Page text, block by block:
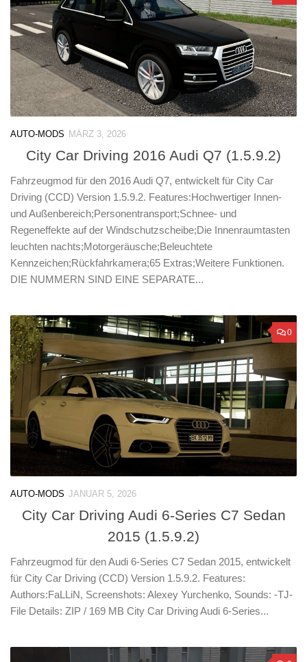
AUTO-MODS MÄRZ 3, 2026
City Car Driving 2016 Audi Q7 (1.5.9.2)
Fahrzeugmod für den 2016 Audi Q7, entwickelt für City Car
Driving (CCD) Version 1.5.9.2. Features:Hochwertiger Innen-
und Außenbereich;Personentransport;Schnee- und
Regeneffekte auf der Windschutzscheibe;Die Innenraumtasten
leuchten nachts;Motorgeräusche;Beleuchtete
Kennzeichen;Rückfahrkamera;65 Extras;Weitere Funktionen.
DIE NUMMERN SIND EINE SEPARATE...
0
AUTO-MODS JANUAR 5, 2026
City Car Driving Audi 6-Series C7 Sedan
2015 (1.5.9.2)
Fahrzeugmod für den Audi 6-Series C7 Sedan 2015, entwickelt
für City Car Driving (CCD) Version 1.5.9.2. Features:
Authors:FaLLiN, Screenshots: Alexey Yurchenko, Sounds: -TJ-
File Details: ZIP / 169 MB City Car Driving Audi 6-Series...